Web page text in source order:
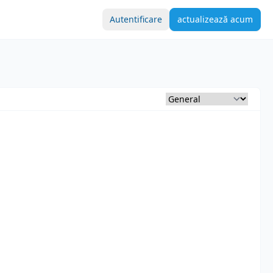
Autentificare actualizează acum